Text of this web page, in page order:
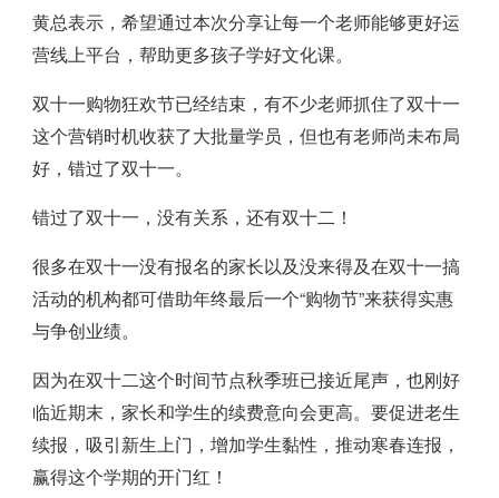
黄总表示，希望通过本次分享让每一个老师能够更好运
营线上平台，帮助更多孩子学好文化课。
双十一购物狂欢节已经结束，有不少老师抓住了双十一
这个营销时机收获了大批量学员，但也有老师尚未布局
好，错过了双十一。
错过了双十一，没有关系，还有双十二！
很多在双十一没有报名的家长以及没来得及在双十一搞
活动的机构都可借助年终最后一个“购物节”来获得实惠
与争创业绩。
因为在双十二这个时间节点秋季班已接近尾声，也刚好
临近期末，家长和学生的续费意向会更高。要促进老生
续报，吸引新生上门，增加学生黏性，推动寒春连报，
赢得这个学期的开门红！